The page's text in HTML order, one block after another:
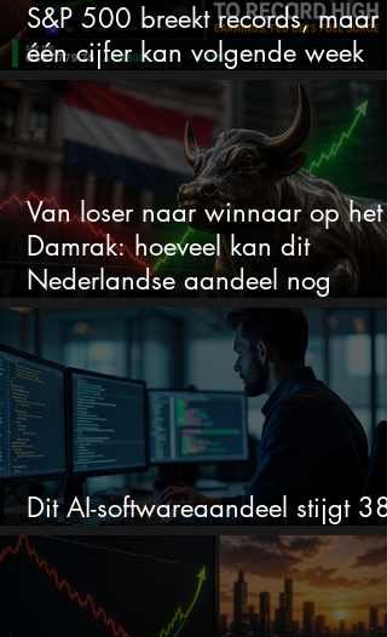
S&P 500 breekt records, maar
één cijfer kan volgende week
alles veranderen
Van loser naar winnaar op het
Damrak: hoeveel kan dit
Nederlandse aandeel nog
stijgen?
Dit AI-softwareaandeel stijgt
en zet de SaaS-crash op zijn